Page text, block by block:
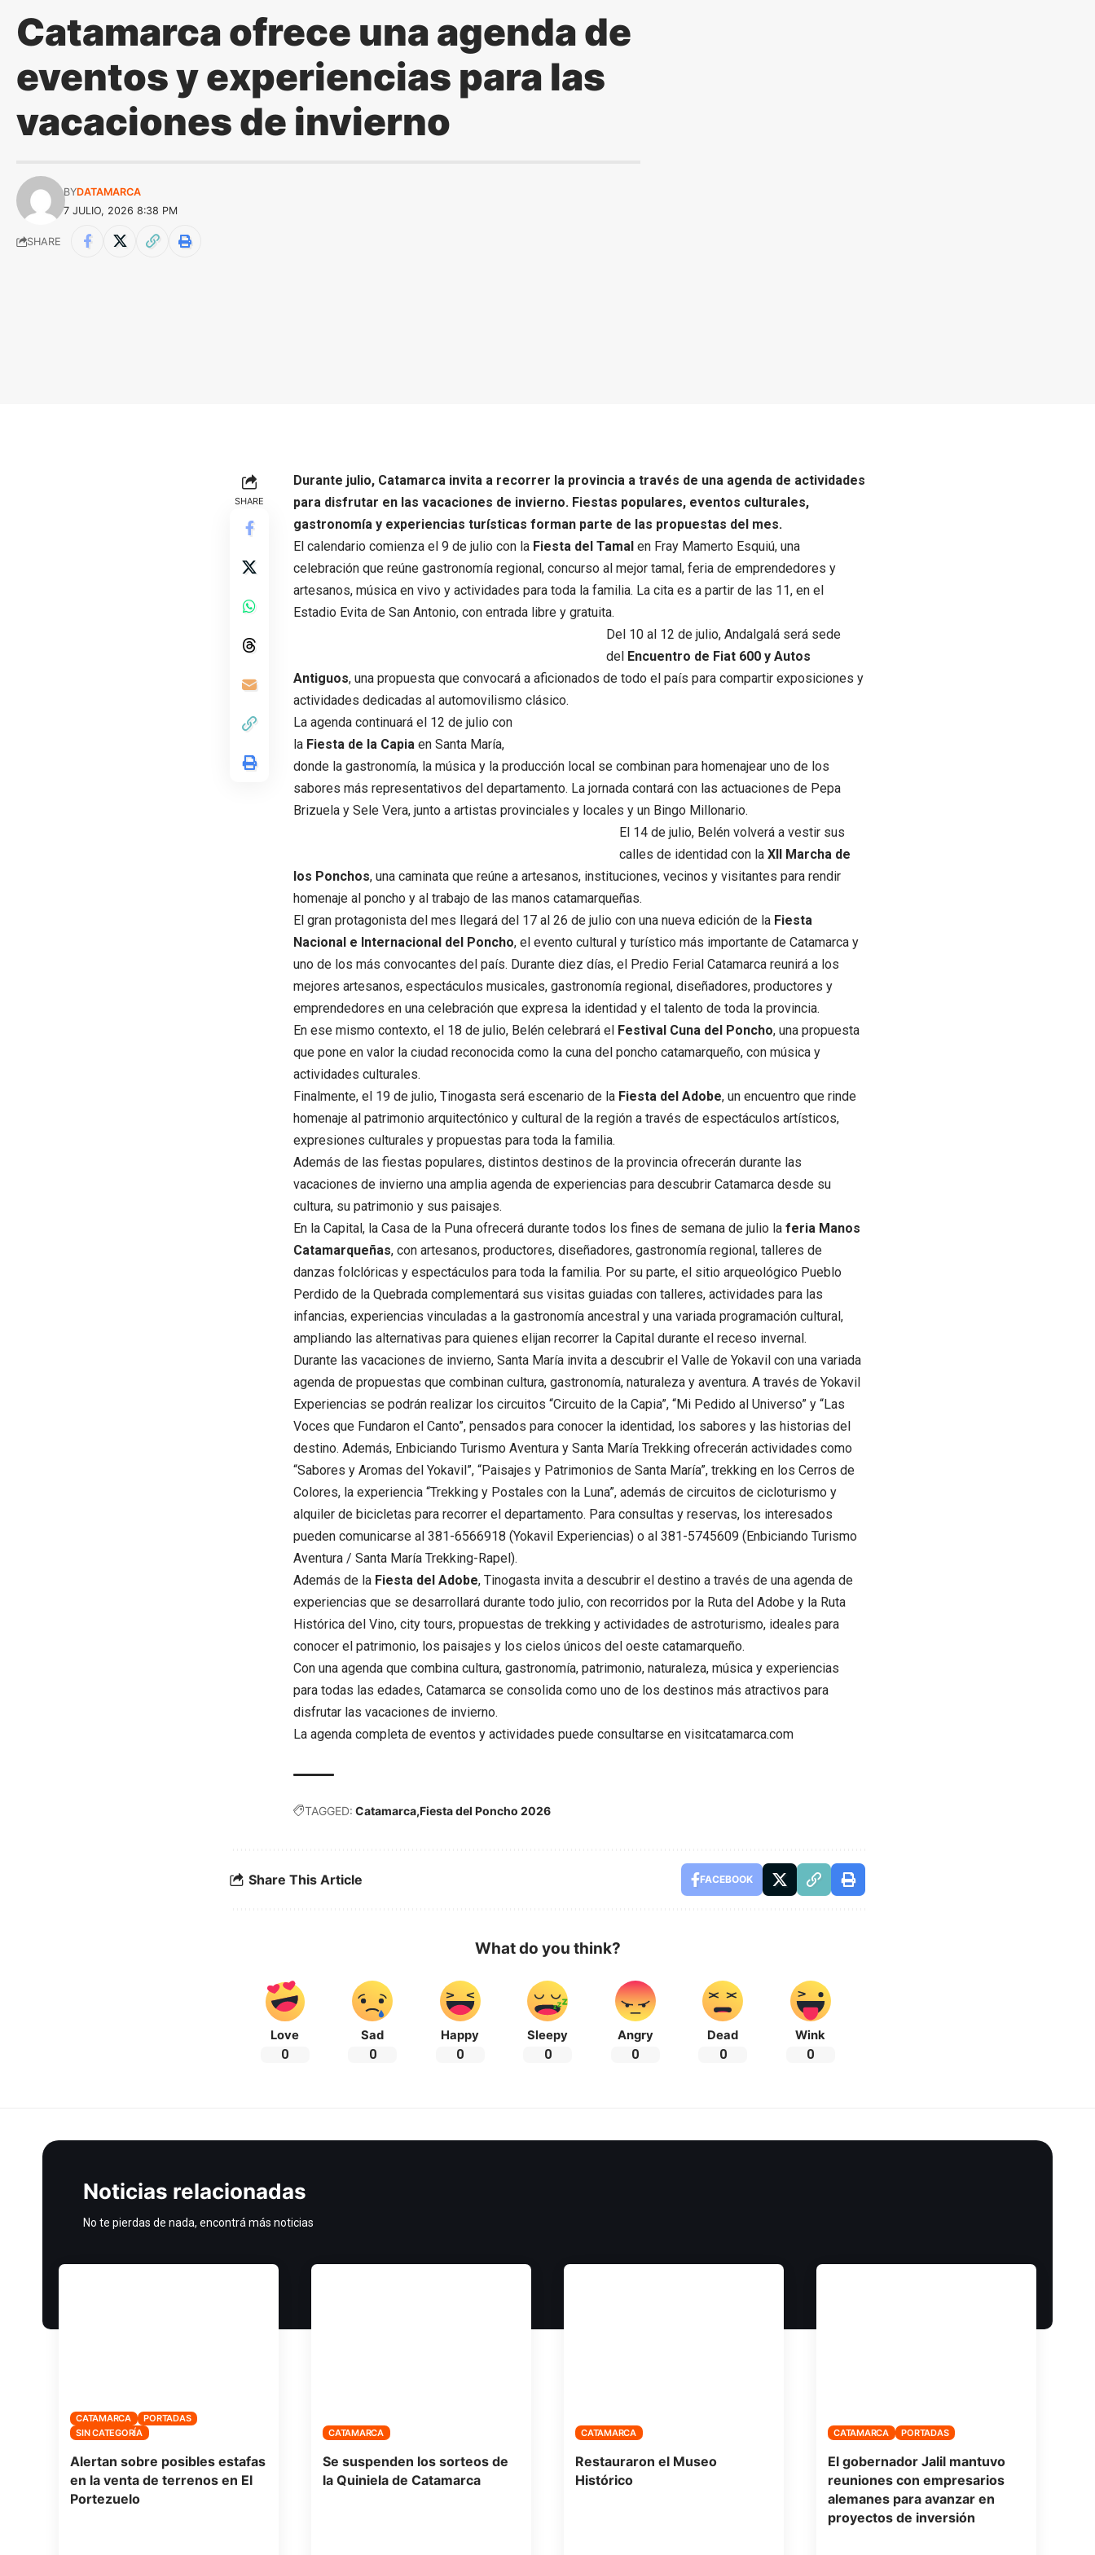
Catamarca ofrece una agenda de
eventos y experiencias para las
vacaciones de invierno
7 JULIO, 2026 8:38 PM
BYDATAMARCA
SHARE
SHARE
Durante julio, Catamarca invita a recorrer la provincia a través de una agenda de actividades
para disfrutar en las vacaciones de invierno. Fiestas populares, eventos culturales,
gastronomía y experiencias turísticas forman parte de las propuestas del mes.
El calendario comienza el 9 de julio con la Fiesta del Tamal en Fray Mamerto Esquiú, una
celebración que reúne gastronomía regional, concurso al mejor tamal, feria de emprendedores y
artesanos, música en vivo y actividades para toda la familia. La cita es a partir de las 11, en el
Estadio Evita de San Antonio, con entrada libre y gratuita.
Del 10 al 12 de julio, Andalgalá será sede
del Encuentro de Fiat 600 y Autos
Antiguos, una propuesta que convocará a aficionados de todo el país para compartir exposiciones y
actividades dedicadas al automovilismo clásico.
La agenda continuará el 12 de julio con
la Fiesta de la Capia en Santa María,
donde la gastronomía, la música y la producción local se combinan para homenajear uno de los
sabores más representativos del departamento. La jornada contará con las actuaciones de Pepa
Brizuela y Sele Vera, junto a artistas provinciales y locales y un Bingo Millonario.
El 14 de julio, Belén volverá a vestir sus
calles de identidad con la XII Marcha de
los Ponchos, una caminata que reúne a artesanos, instituciones, vecinos y visitantes para rendir
homenaje al poncho y al trabajo de las manos catamarqueñas.
El gran protagonista del mes llegará del 17 al 26 de julio con una nueva edición de la Fiesta
Nacional e Internacional del Poncho, el evento cultural y turístico más importante de Catamarca y
uno de los más convocantes del país. Durante diez días, el Predio Ferial Catamarca reunirá a los
mejores artesanos, espectáculos musicales, gastronomía regional, diseñadores, productores y
emprendedores en una celebración que expresa la identidad y el talento de toda la provincia.
En ese mismo contexto, el 18 de julio, Belén celebrará el Festival Cuna del Poncho, una propuesta
que pone en valor la ciudad reconocida como la cuna del poncho catamarqueño, con música y
actividades culturales.
Finalmente, el 19 de julio, Tinogasta será escenario de la Fiesta del Adobe, un encuentro que rinde
homenaje al patrimonio arquitectónico y cultural de la región a través de espectáculos artísticos,
expresiones culturales y propuestas para toda la familia.
Además de las fiestas populares, distintos destinos de la provincia ofrecerán durante las
vacaciones de invierno una amplia agenda de experiencias para descubrir Catamarca desde su
cultura, su patrimonio y sus paisajes.
En la Capital, la Casa de la Puna ofrecerá durante todos los fines de semana de julio la feria Manos
Catamarqueñas, con artesanos, productores, diseñadores, gastronomía regional, talleres de
danzas folclóricas y espectáculos para toda la familia. Por su parte, el sitio arqueológico Pueblo
Perdido de la Quebrada complementará sus visitas guiadas con talleres, actividades para las
infancias, experiencias vinculadas a la gastronomía ancestral y una variada programación cultural,
ampliando las alternativas para quienes elijan recorrer la Capital durante el receso invernal.
Durante las vacaciones de invierno, Santa María invita a descubrir el Valle de Yokavil con una variada
agenda de propuestas que combinan cultura, gastronomía, naturaleza y aventura. A través de Yokavil
Experiencias se podrán realizar los circuitos “Circuito de la Capia”, “Mi Pedido al Universo” y “Las
Voces que Fundaron el Canto”, pensados para conocer la identidad, los sabores y las historias del
destino. Además, Enbiciando Turismo Aventura y Santa María Trekking ofrecerán actividades como
“Sabores y Aromas del Yokavil”, “Paisajes y Patrimonios de Santa María”, trekking en los Cerros de
Colores, la experiencia “Trekking y Postales con la Luna”, además de circuitos de cicloturismo y
alquiler de bicicletas para recorrer el departamento. Para consultas y reservas, los interesados
pueden comunicarse al 381-6566918 (Yokavil Experiencias) o al 381-5745609 (Enbiciando Turismo
Aventura / Santa María Trekking-Rapel).
Además de la Fiesta del Adobe, Tinogasta invita a descubrir el destino a través de una agenda de
experiencias que se desarrollará durante todo julio, con recorridos por la Ruta del Adobe y la Ruta
Histórica del Vino, city tours, propuestas de trekking y actividades de astroturismo, ideales para
conocer el patrimonio, los paisajes y los cielos únicos del oeste catamarqueño.
Con una agenda que combina cultura, gastronomía, patrimonio, naturaleza, música y experiencias
para todas las edades, Catamarca se consolida como uno de los destinos más atractivos para
disfrutar las vacaciones de invierno.
La agenda completa de eventos y actividades puede consultarse en visitcatamarca.com
TAGGED: Catamarca Fiesta del Poncho 2026
Share This Article FACEBOOK
What do you think?
Love
0
Sad
0
Happy
0
Sleepy
0
Angry
0
Dead
0
Wink
0
Noticias relacionadas
No te pierdas de nada, encontrá más noticias
CATAMARCA
PORTADAS
SIN CATEGORÍA
Alertan sobre posibles estafas
en la venta de terrenos en El
Portezuelo
CATAMARCA
Se suspenden los sorteos de
la Quiniela de Catamarca
CATAMARCA
Restauraron el Museo
Histórico
CATAMARCA PORTADAS
El gobernador Jalil mantuvo
reuniones con empresarios
alemanes para avanzar en
proyectos de inversión